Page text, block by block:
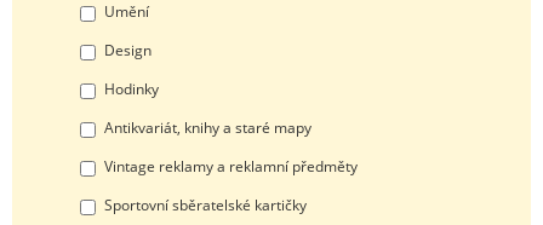
Umění
Design
Hodinky
Antikvariát, knihy a staré mapy
Vintage reklamy a reklamní předměty
Sportovní sběratelské kartičky